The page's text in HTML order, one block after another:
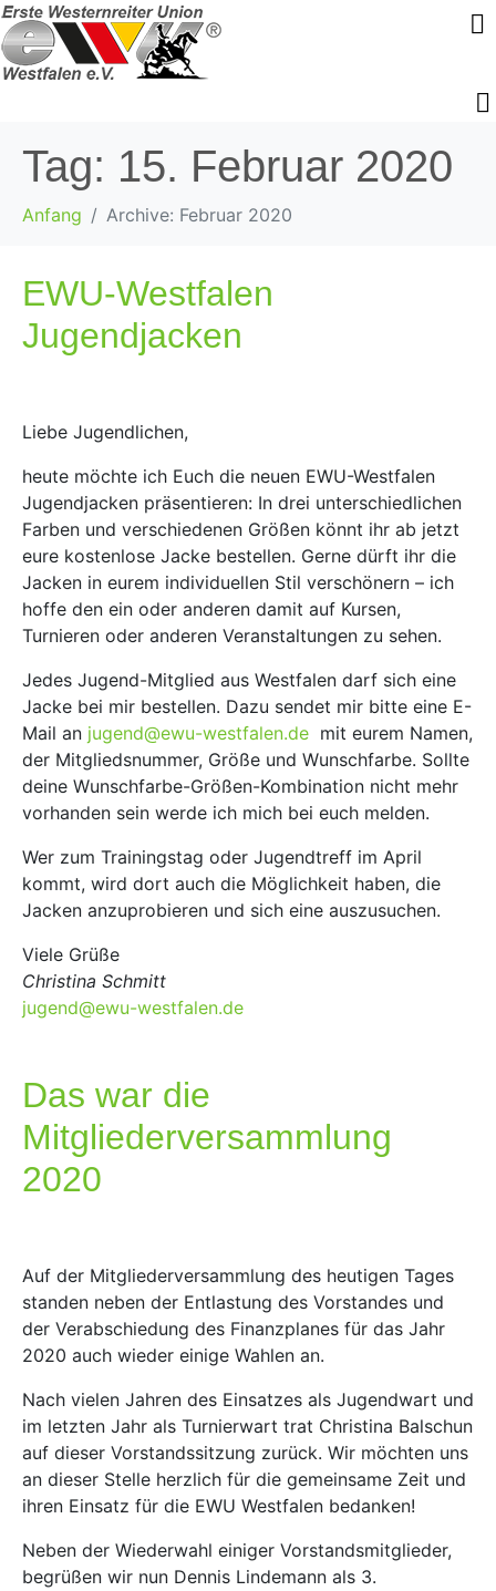
Tag: 15. Februar 2020
Anfang Archive: Februar 2020
EWU-Westfalen
Jugendjacken
Liebe Jugendlichen,
heute möchte ich Euch die neuen EWU-Westfalen
Jugendjacken präsentieren: In drei unterschiedlichen
Farben und verschiedenen Größen könnt ihr ab jetzt
eure kostenlose Jacke bestellen. Gerne dürft ihr die
Jacken in eurem individuellen Stil verschönern – ich
hoffe den ein oder anderen damit auf Kursen,
Turnieren oder anderen Veranstaltungen zu sehen.
Jedes Jugend-Mitglied aus Westfalen darf sich eine
Jacke bei mir bestellen. Dazu sendet mir bitte eine E-
Mail an jugend@ewu-westfalen.de mit eurem Namen,
der Mitgliedsnummer, Größe und Wunschfarbe. Sollte
deine Wunschfarbe-Größen-Kombination nicht mehr
vorhanden sein werde ich mich bei euch melden.
Wer zum Trainingstag oder Jugendtreff im April
kommt, wird dort auch die Möglichkeit haben, die
Jacken anzuprobieren und sich eine auszusuchen.
Viele Grüße
Christina Schmitt
jugend@ewu-westfalen.de
Das war die
Mitgliederversammlung
2020
Auf der Mitgliederversammlung des heutigen Tages
standen neben der Entlastung des Vorstandes und
der Verabschiedung des Finanzplanes für das Jahr
2020 auch wieder einige Wahlen an.
Nach vielen Jahren des Einsatzes als Jugendwart und
im letzten Jahr als Turnierwart trat Christina Balschun
auf dieser Vorstandssitzung zurück. Wir möchten uns
an dieser Stelle herzlich für die gemeinsame Zeit und
ihren Einsatz für die EWU Westfalen bedanken!
Neben der Wiederwahl einiger Vorstandsmitglieder,
begrüßen wir nun Dennis Lindemann als 3.